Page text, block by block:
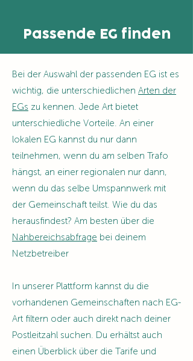
Passende EG finden
Bei der Auswahl der passenden EG ist es
wichtig, die unterschiedlichen Arten der
EGs zu kennen. Jede Art bietet
unterschiedliche Vorteile. An einer
lokalen EG kannst du nur dann
teilnehmen, wenn du am selben Trafo
hängst, an einer regionalen nur dann,
wenn du das selbe Umspannwerk mit
der Gemeinschaft teilst. Wie du das
herausfindest? Am besten über die
Nahbereichsabfrage bei deinem
Netzbetreiber
In unserer Plattform kannst du die
vorhandenen Gemeinschaften nach EG-
Art filtern oder auch direkt nach deiner
Postleitzahl suchen. Du erhältst auch
einen Überblick über die Tarife und